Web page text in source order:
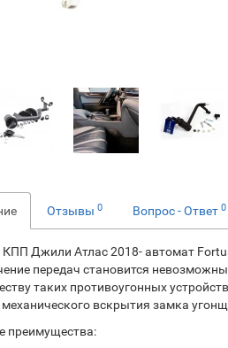
Отзывы 0 Вопрос - Ответ 0
Джили Атлас 2018- автомат
передач становится
таких противоугонных
вскрытия замка
преимущества: